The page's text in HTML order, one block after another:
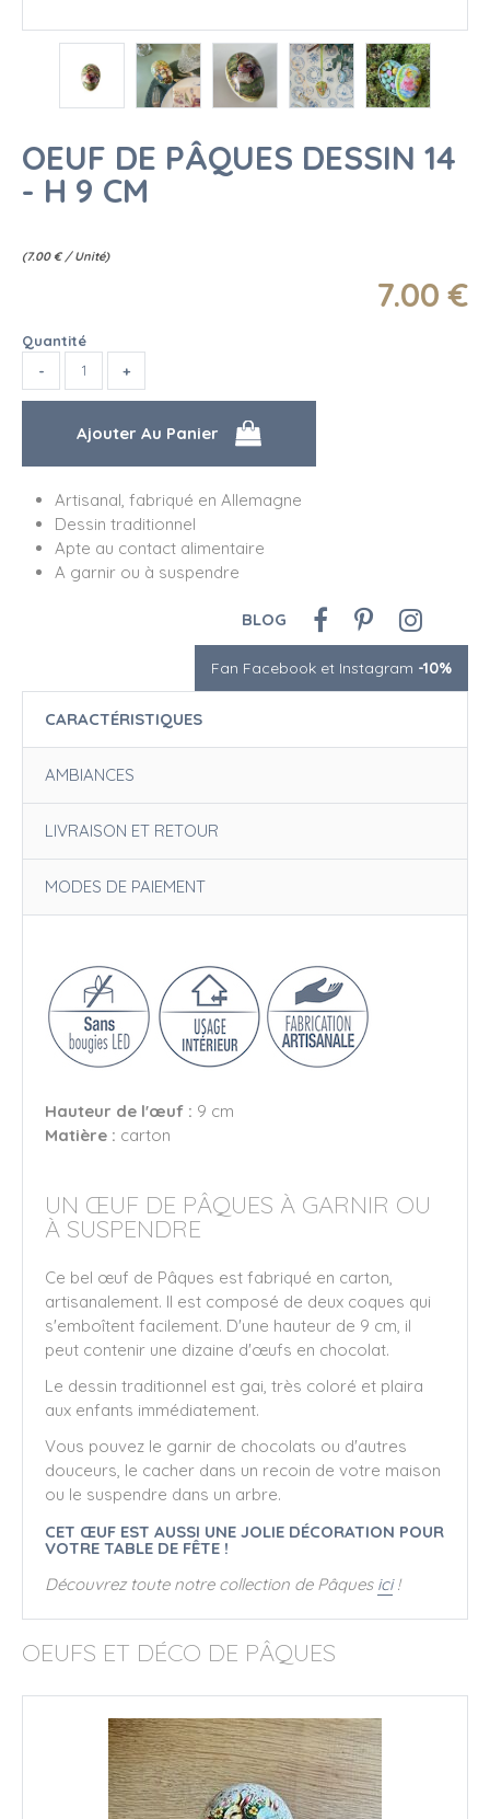
OEUF DE PÂQUES DESSIN 14
- H 9 CM
(7.00 € / Unité)
7.00 €
Quantité
Artisanal, fabriqué en Allemagne
Dessin traditionnel
Apte au contact alimentaire
A garnir ou à suspendre
BLOG
Fan Facebook et Instagram -10%
CARACTÉRISTIQUES
AMBIANCES
LIVRAISON ET RETOUR
MODES DE PAIEMENT
Hauteur de l'œuf : 9 cm
Matière : carton
UN ŒUF DE PÂQUES À GARNIR OU
À SUSPENDRE
Ce bel œuf de Pâques est fabriqué en carton,
artisanalement. Il est composé de deux coques qui
s'emboîtent facilement. D'une hauteur de 9 cm, il
peut contenir une dizaine d'œufs en chocolat.
Le dessin traditionnel est gai, très coloré et plaira
aux enfants immédiatement.
Vous pouvez le garnir de chocolats ou d'autres
douceurs, le cacher dans un recoin de votre maison
ou le suspendre dans un arbre.
CET ŒUF EST AUSSI UNE JOLIE DÉCORATION POUR
VOTRE TABLE DE FÊTE !
Découvrez toute notre collection de Pâques ici!
OEUFS ET DÉCO DE PÂQUES